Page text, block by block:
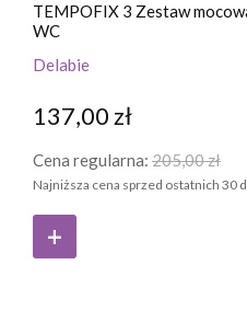
TEMPOFIX 3 Zestaw
WC
Delabie
137,00 zł
Cena regularna: 205,00 zł
Najniższa cena sprzed ostatnich 30